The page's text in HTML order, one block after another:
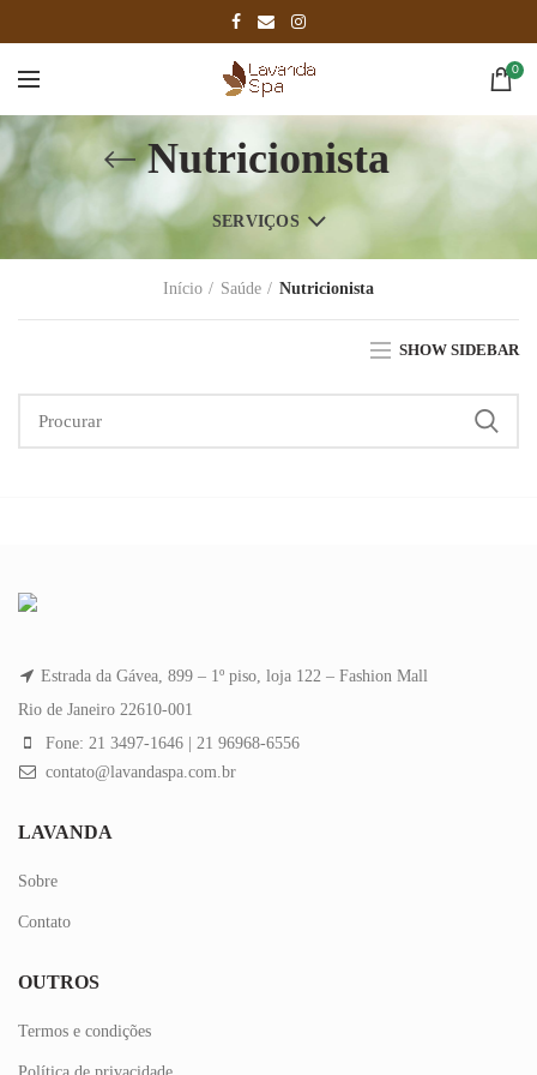
0
Nutricionista
SERVIÇOS
Início Saúde Nutricionista
SHOW SIDEBAR
Estrada da Gávea, 899 – 1º piso, loja 122 – Fashion Mall
Rio de Janeiro 22610-001
Fone: 21 3497-1646 | 21 96968-6556
contato@lavandaspa.com.br
LAVANDA
Sobre
Contato
OUTROS
Termos e condições